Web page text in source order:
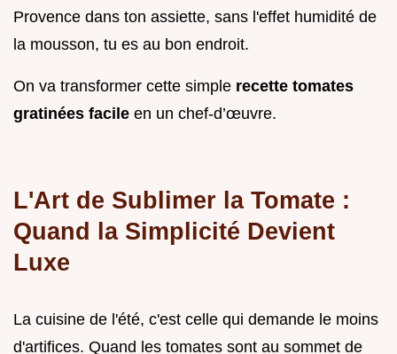
Provence dans ton assiette, sans l'effet humidité de
la mousson, tu es au bon endroit.
On va transformer cette simple recette tomates
gratinées facile en un chef-d’œuvre.
L'Art de Sublimer la Tomate :
Quand la Simplicité Devient
Luxe
La cuisine de l'été, c'est celle qui demande le moins
d'artifices. Quand les tomates sont au sommet de